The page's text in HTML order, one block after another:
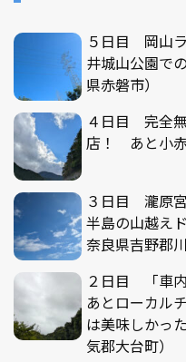
５日目 岡山
井城山公園で
県赤磐市）
４日目 完全
店！ あと小赤
３日目 瀧原
半島の山越え
奈良県吉野郡川
２日目 「車
あとローカル
は美味しかっ
気郡大台町）